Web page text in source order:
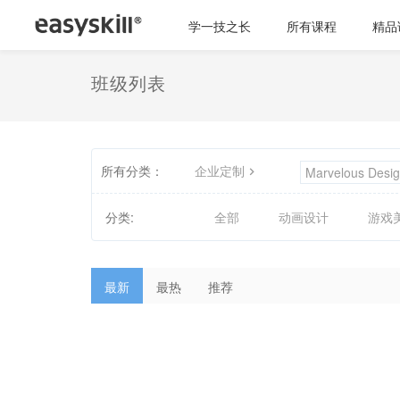
学一技之长 所有课程 精
班级列表
所有分类： 企业定制 Marvelous
分类: 全部 动画设计 游戏
最新 最热 推荐